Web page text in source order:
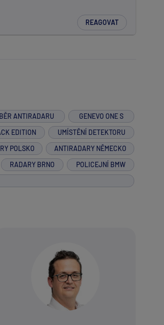
REAGOVAT
ANTIRADARU
GENEVO ONE S
EDITION
UMÍSTĚNÍ DETEKTORU
POLSKO
ANTIRADARY NĚMECKO
RADARY BRNO
POLICEJNÍ BMW